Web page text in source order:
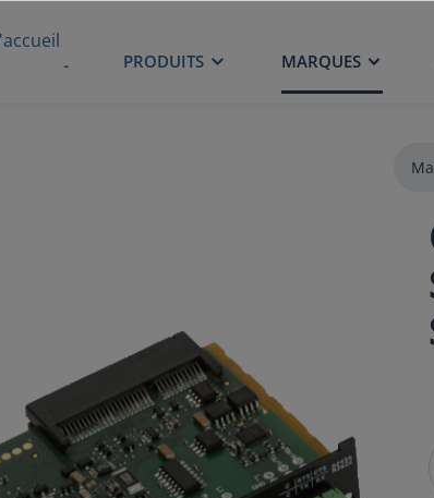
ACCUEIL PRODUITS MARQUES